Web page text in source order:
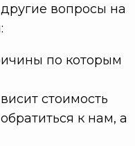
вопросы на
по которым
стоимость
к нам, а